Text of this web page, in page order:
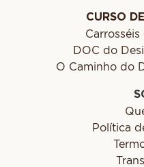
CURSO
DOC do
O Caminho do
Política